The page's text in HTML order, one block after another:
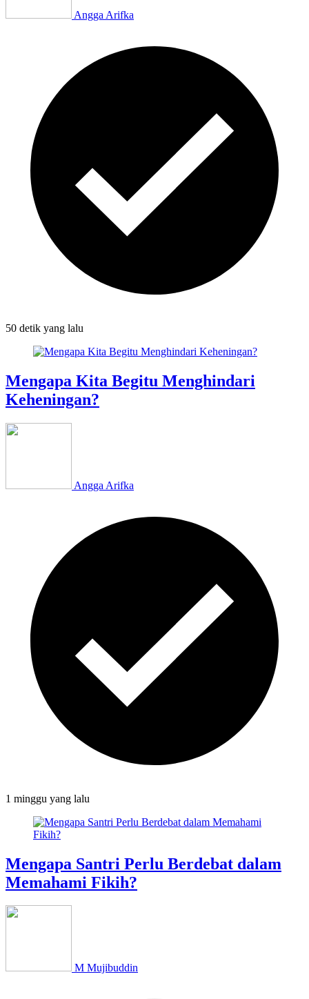
Angga Arifka
50 detik yang lalu
Mengapa Kita Begitu Menghindari
Keheningan?
Angga Arifka
1 minggu yang lalu
Mengapa Santri Perlu Berdebat dalam
Memahami Fikih?
M Mujibuddin